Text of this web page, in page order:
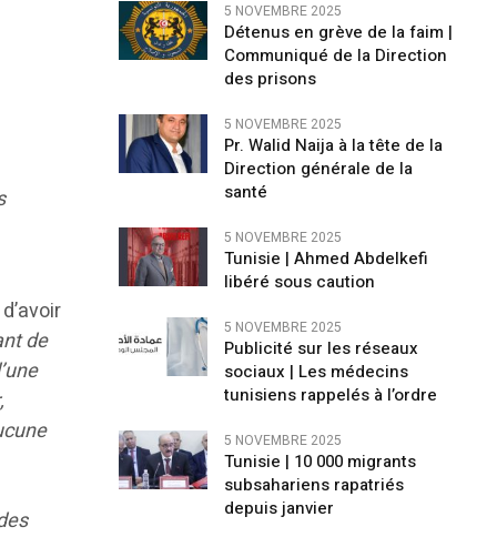
de
5 NOVEMBRE 2025
Détenus en grève de la faim |
Communiqué de la Direction
des prisons
5 NOVEMBRE 2025
Pr. Walid Naija à la tête de la
Direction générale de la
santé
5 NOVEMBRE 2025
Tunisie | Ahmed Abdelkefi
libéré sous caution
5 NOVEMBRE 2025
Publicité sur les réseaux
sociaux | Les médecins
tunisiens rappelés à l’ordre
5 NOVEMBRE 2025
Tunisie | 10 000 migrants
subsahariens rapatriés
depuis janvier